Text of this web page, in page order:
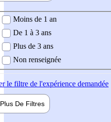
demandée
Moins de 1 an
De 1 à 3 ans
Plus de 3 ans
Non renseignée
le filtre de l'expérience demandée
Plus De Filtres